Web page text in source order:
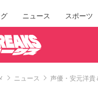
ニュース スポーツ
ニュース 声優・安元洋貴